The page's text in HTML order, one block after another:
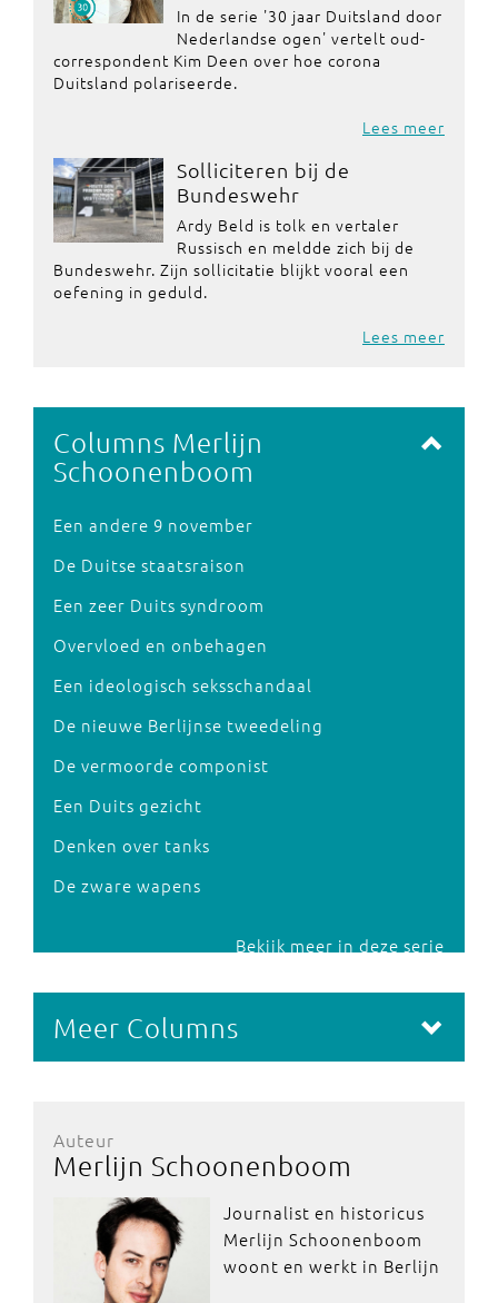
In de serie '30 jaar Duitsland door
Nederlandse ogen' vertelt oud-
correspondent Kim Deen over hoe corona
Duitsland polariseerde.
Lees meer
Solliciteren bij de
Bundeswehr
Ardy Beld is tolk en vertaler
Russisch en meldde zich bij de
Bundeswehr. Zijn sollicitatie blijkt vooral een
oefening in geduld.
Lees meer
Columns Merlijn
Schoonenboom
Een andere 9 november
De Duitse staatsraison
Een zeer Duits syndroom
Overvloed en onbehagen
Een ideologisch seksschandaal
De nieuwe Berlijnse tweedeling
De vermoorde componist
Een Duits gezicht
Denken over tanks
De zware wapens
Bekijk meer in deze serie
Meer Columns
Auteur
Merlijn Schoonenboom
Journalist en historicus
Merlijn Schoonenboom
woont en werkt in Berlijn